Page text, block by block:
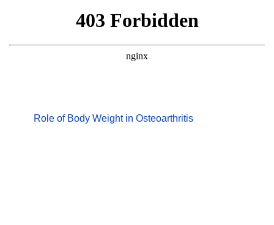
Role of Body Weight in Osteoarthritis